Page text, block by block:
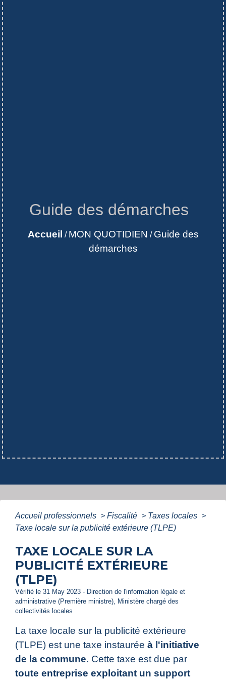
Guide des démarches
Accueil / MON QUOTIDIEN / Guide des
démarches
Accueil professionnels > Fiscalité > Taxes locales >
Taxe locale sur la publicité extérieure (TLPE)
TAXE LOCALE SUR LA
PUBLICITÉ EXTÉRIEURE
(TLPE)
Vérifié le 31 May 2023 - Direction de l'information légale et
administrative (Première ministre), Ministère chargé des
collectivités locales
La taxe locale sur la publicité extérieure
(TLPE) est une taxe instaurée à l'initiative
de la commune. Cette taxe est due par
toute entreprise exploitant un support